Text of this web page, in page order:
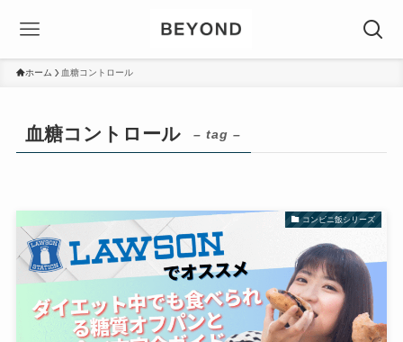
ホーム 血糖コントロール
血糖コントロール – tag –
コンビニ飯シリーズ